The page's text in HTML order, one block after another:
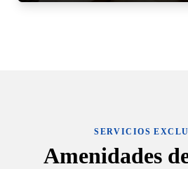
SERVICIOS
Amenidades